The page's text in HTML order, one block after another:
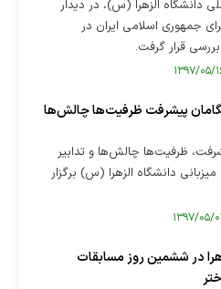
دانشگاه الزهرا (س)، در دیدار
جمهوری اسلامی ایران در
قرار گرفت.
پیشرفت ظرفیت‌ها چالش‌ها
ظرفیت‌ها چالش‌ها و تدابیر
ایران، ۲۲ آذرماه ۹۷ به میزبانی دانشگاه الزهرا (س) برگزار
در ششمین روز مسابقات